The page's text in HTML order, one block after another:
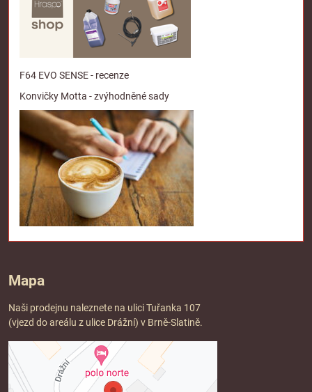
F64 EVO SENSE - recenze
Konvičky Motta - zvýhodněné sady
Mapa
Naši prodejnu naleznete na ulici Tuřanka 107
(vjezd do areálu z ulice Drážní) v Brně-Slatině.